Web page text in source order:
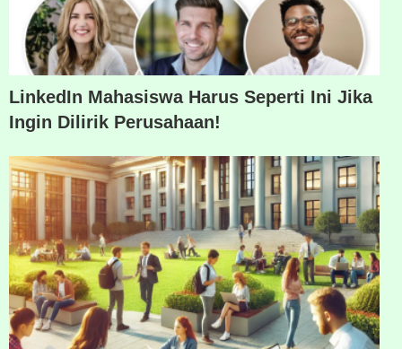
LinkedIn Mahasiswa Harus Seperti Ini Jika
Ingin Dilirik Perusahaan!